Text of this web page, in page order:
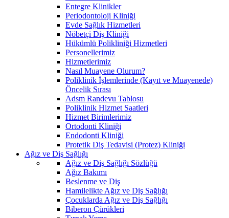
Entegre Klinikler
Periodontoloji Kliniği
Evde Sağlık Hizmetleri
Nöbetçi Diş Kliniği
Hükümlü Polikliniği Hizmetleri
Personellerimiz
Hizmetlerimiz
Nasıl Muayene Olurum?
Poliklinik İşlemlerinde (Kayıt ve Muayenede)
Öncelik Sırası
Adsm Randevu Tablosu
Poliklinik Hizmet Saatleri
Hizmet Birimlerimiz
Ortodonti Kliniği
Endodonti Kliniği
Protetik Diş Tedavisi (Protez) Kliniği
Ağız ve Diş Sağlığı
Ağız ve Diş Sağlığı Sözlüğü
Ağız Bakımı
Beslenme ve Diş
Hamilelikte Ağız ve Diş Sağlığı
Çocuklarda Ağız ve Diş Sağlığı
Biberon Çürükleri